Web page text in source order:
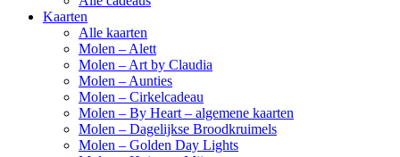
Kaarten
Alle kaarten
Molen – Alett
Molen – Art by Claudia
Molen – Aunties
Molen – Cirkelcadeau
Molen – By Heart – algemene kaarten
Molen – Dagelijkse Broodkruimels
Molen – Golden Day Lights